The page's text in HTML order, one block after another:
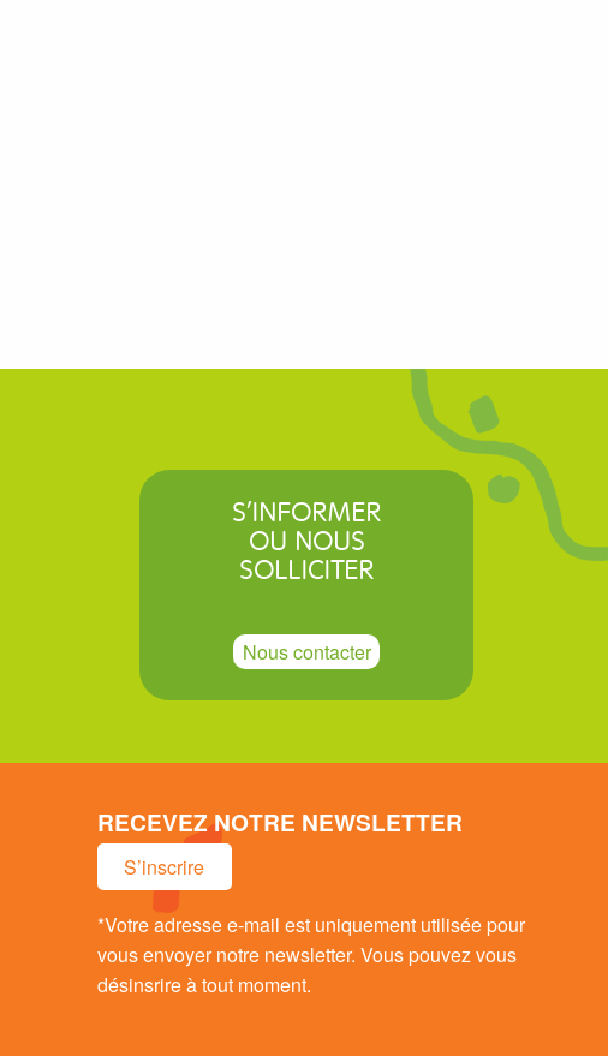
S’INFORMER
OU NOUS
SOLLICITER
Nous contacter
RECEVEZ NOTRE NEWSLETTER
S’inscrire
*Votre adresse e-mail est uniquement utilisée pour
vous envoyer notre newsletter. Vous pouvez vous
désinsrire à tout moment.